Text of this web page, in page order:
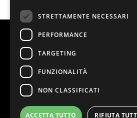
STRETTAMENTE NECESSARI
PERFORMANCE
TARGETING
FUNZIONALITÀ
NON CLASSIFICATI
ACCETTA TUTTO RIFIUTA